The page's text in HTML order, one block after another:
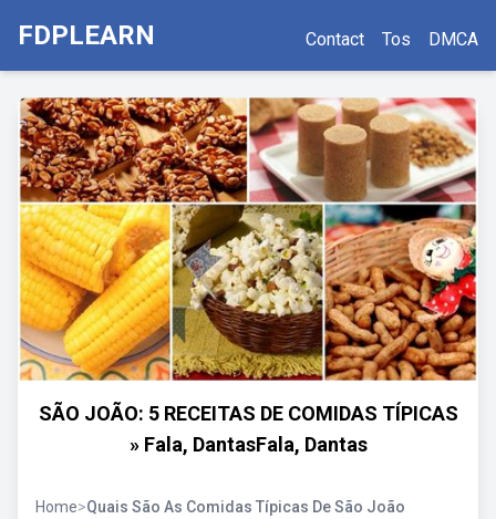
FDPLEARN Contact Tos DMCA
SÃO JOÃO: 5 RECEITAS DE COMIDAS TÍPICAS
» Fala, DantasFala, Dantas
Home>Quais São As Comidas Típicas De São João